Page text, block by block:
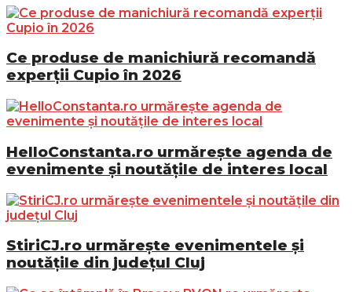
Ce produse de manichiură recomandă
experții Cupio în 2026
HelloConstanta.ro urmărește agenda de
evenimente și noutățile de interes local
StiriCJ.ro urmărește evenimentele și
noutățile din județul Cluj